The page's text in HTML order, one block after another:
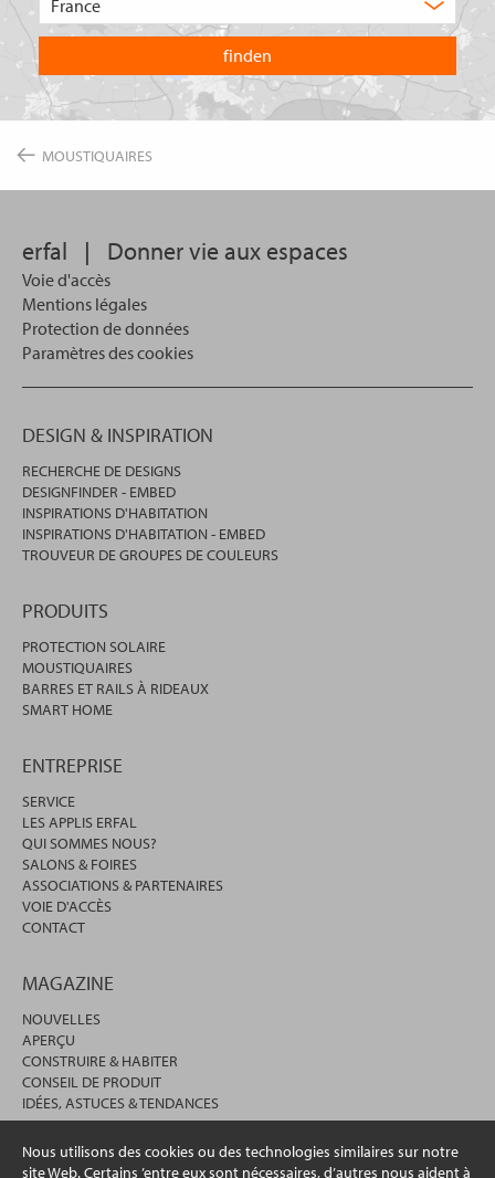
Nous utilisons des cookies ou des technologies similaires sur notre
site Web. Certains ’entre eux sont nécessaires, d’autres nous aident à
recherchez-
vous
?
pays
dans
lequel
vous
souhaitez
MOUSTIQUAIRES
erfal | Donner vie aux espaces
Voie d'accès
Mentions légales
Protection de données
Paramètres des cookies
DESIGN & INSPIRATION
RECHERCHE DE DESIGNS
DESIGNFINDER - EMBED
INSPIRATIONS D'HABITATION
INSPIRATIONS D'HABITATION - EMBED
TROUVEUR DE GROUPES DE COULEURS
PRODUITS
PROTECTION SOLAIRE
MOUSTIQUAIRES
BARRES ET RAILS À RIDEAUX
SMART HOME
ENTREPRISE
SERVICE
LES APPLIS ERFAL
QUI SOMMES NOUS?
SALONS & FOIRES
ASSOCIATIONS & PARTENAIRES
VOIE D'ACCÈS
CONTACT
MAGAZINE
NOUVELLES
APERÇU
CONSTRUIRE & HABITER
CONSEIL DE PRODUIT
IDÉES, ASTUCES & TENDANCES